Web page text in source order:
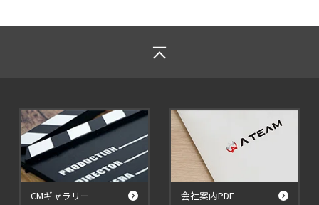
CMギャラリー 会社案内PDF